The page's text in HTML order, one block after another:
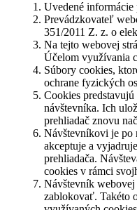
Uvedené
Prevádzkovateľ
351/2011 Z. z. o
Na tejto webovej
Účelom využívania
Súbory cookies,
ochrane fyzických
Cookies
návštevníka. Ich
prehliadač znovu
Návštevníkovi je po
akceptuje a
prehliadača.
cookies v rámci
Návštevník
zablokovať. Takéto